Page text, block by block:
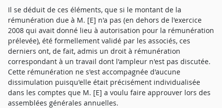
Il se déduit de ces éléments, que si le montant de la
rémunération due à M. [E] n'a pas (en dehors de l'exercice
2008 qui avait donné lieu à autorisation pour la rémunération
prélevée), été formellement validé par les associés, ces
derniers ont, de fait, admis un droit à rémunération
correspondant à un travail dont l'ampleur n'est pas discutée.
Cette rémunération ne s'est accompagnée d'aucune
dissimulation puisqu'elle était précisément individualisée
dans les comptes que M. [E] a voulu faire approuver lors des
assemblées générales annuelles.